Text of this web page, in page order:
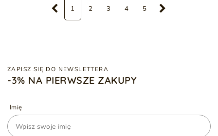
1 2 3 4 5
ZAPISZ SIĘ DO NEWSLETTERA
-3% NA PIERWSZE ZAKUPY
Imię